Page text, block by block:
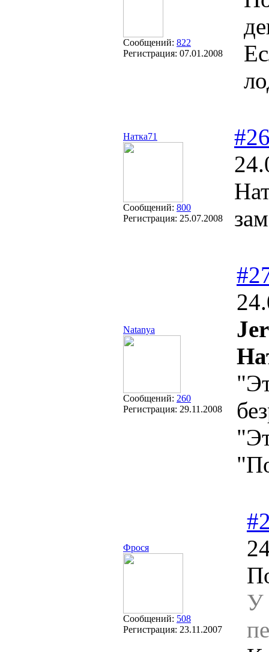
Сообщений: 822
Регистрация: 07.01.2008
Натка71
Сообщений: 800
Регистрация: 25.07.2008
Natanya
Сообщений: 260
Регистрация: 29.11.2008
Фрося
Сообщений: 508
Регистрация: 23.11.2007
У